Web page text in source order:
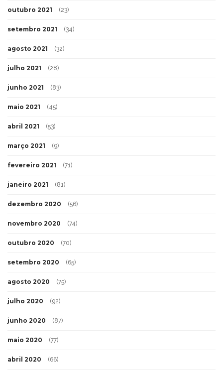
outubro 2021 (23)
setembro 2021 (34)
agosto 2021 (32)
julho 2021 (28)
junho 2021 (83)
maio 2021 (45)
abril 2021 (53)
março 2021 (9)
fevereiro 2021 (71)
janeiro 2021 (81)
dezembro 2020 (56)
novembro 2020 (74)
outubro 2020 (70)
setembro 2020 (65)
agosto 2020 (75)
julho 2020 (92)
junho 2020 (87)
maio 2020 (77)
abril 2020 (66)